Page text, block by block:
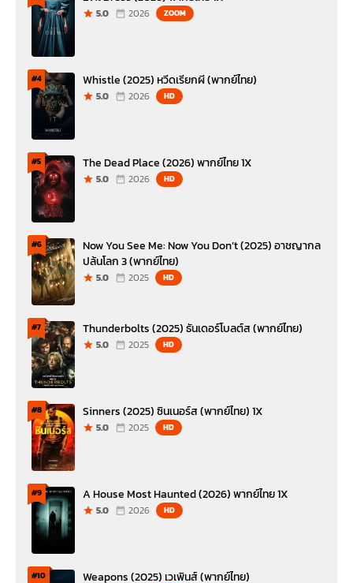
5.0 2026 ZOOM
#4 Whistle (2025) หวีดเรียกผี (พากย์ไทย)
5.0 2026 HD
#5 The Dead Place (2026) พากย์ไทย 1X
5.0 2026 HD
#6
Now You See Me: Now You Don’t (2025) อาชญากล
ปล้นโลก 3 (พากย์ไทย)
5.0 2025 HD
#7 Thunderbolts (2025) ธันเดอร์โบลต์ส (พากย์ไทย)
5.0 2025 HD
#8 Sinners (2025) ซินเนอร์ส (พากย์ไทย) 1X
5.0 2025 HD
#9 A House Most Haunted (2026) พากย์ไทย 1X
5.0 2026 HD
#10 Weapons (2025) เวเพินส์ (พากย์ไทย)